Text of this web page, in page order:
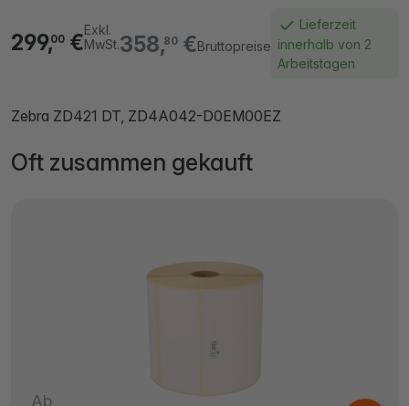
358,80€Bruttopreise
299,00 €Exkl.
MwSt.
Lieferzeit
innerhalb von 2
Arbeitstagen
Zebra ZD421 DT, ZD4A042-D0EM00EZ
Oft zusammen gekauft
Ab